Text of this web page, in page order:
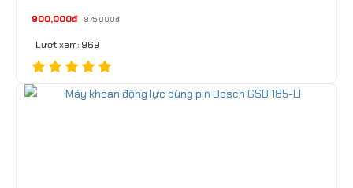
900,000đ 975,000đ
Lượt xem: 969